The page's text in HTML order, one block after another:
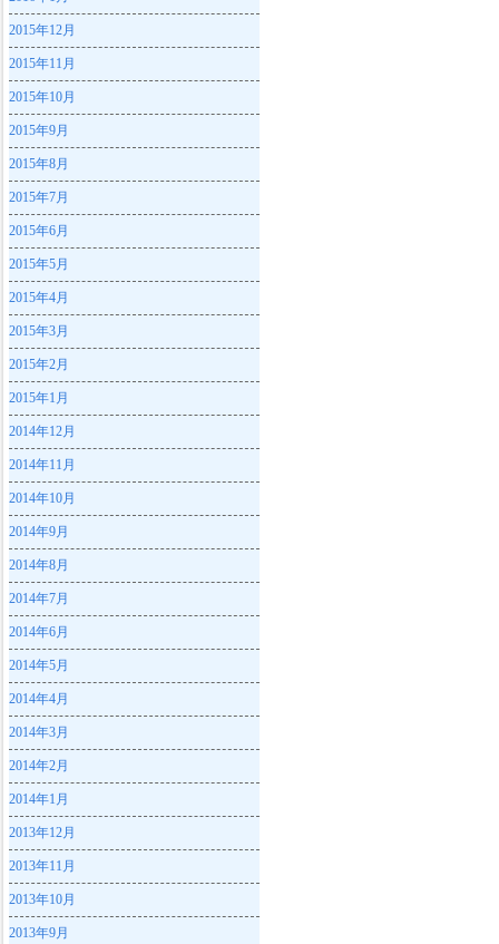
2015年12月
2015年11月
2015年10月
2015年9月
2015年8月
2015年7月
2015年6月
2015年5月
2015年4月
2015年3月
2015年2月
2015年1月
2014年12月
2014年11月
2014年10月
2014年9月
2014年8月
2014年7月
2014年6月
2014年5月
2014年4月
2014年3月
2014年2月
2014年1月
2013年12月
2013年11月
2013年10月
2013年9月